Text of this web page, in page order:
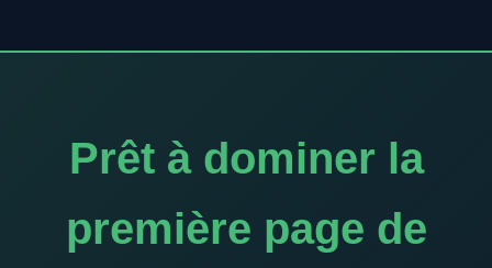
Prêt à dominer la
première page de